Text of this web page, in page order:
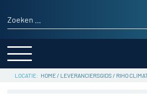
Zoeken naar:
THEMA’S
SERVICE
HOME/ LEVERANCIERSGIDS/ RIHO